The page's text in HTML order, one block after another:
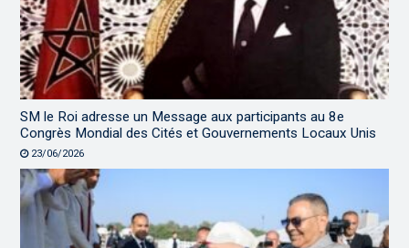
SM le Roi adresse un Message aux participants au 8e
Congrès Mondial des Cités et Gouvernements Locaux Unis
23/06/2026